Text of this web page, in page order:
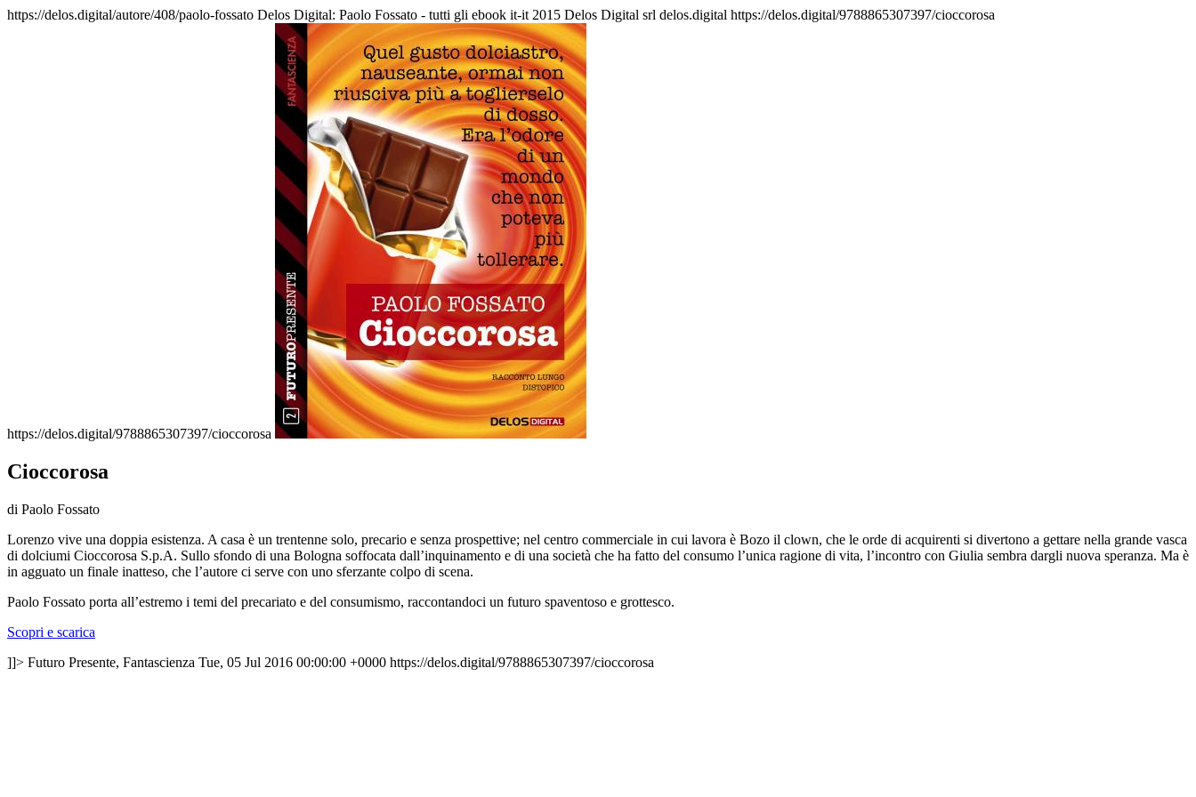
https://delos.digital/autore/408/paolo-fossato Delos Digital: Paolo Fossato - tutti gli ebook it-it 2015 Delos Digital srl delos.digital https://delos.digital/9788865307397/cioccorosa
https://delos.digital/9788865307397/cioccorosa
Cioccorosa
di Paolo Fossato
Lorenzo vive una doppia esistenza. A casa è un trentenne solo, precario e senza prospettive; nel centro commerciale in cui lavora è Bozo il clown, che le orde di acquirenti si divertono a gettare nella grande vasca
di dolciumi Cioccorosa S.p.A. Sullo sfondo di una Bologna soffocata dall’inquinamento e di una società che ha fatto del consumo l’unica ragione di vita, l’incontro con Giulia sembra dargli nuova speranza. Ma è
in agguato un finale inatteso, che l’autore ci serve con uno sferzante colpo di scena.
Paolo Fossato porta all’estremo i temi del precariato e del consumismo, raccontandoci un futuro spaventoso e grottesco.
Scopri e scarica
]]> Futuro Presente, Fantascienza Tue, 05 Jul 2016 00:00:00 +0000 https://delos.digital/9788865307397/cioccorosa